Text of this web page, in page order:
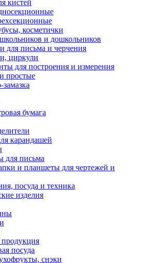
кистей
косметички
и дошкольников
для письма и черчения
циркули
для построения и измерения
простые
бумага
карандашей
для письма
и планшеты для чертежей и
посуда и техника
изделия
посуда
снэки